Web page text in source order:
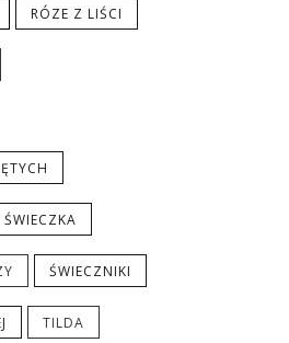
RÓZE Z LIŚCI
ŚWIECZKA
ŚWIECZNIKI
TILDA